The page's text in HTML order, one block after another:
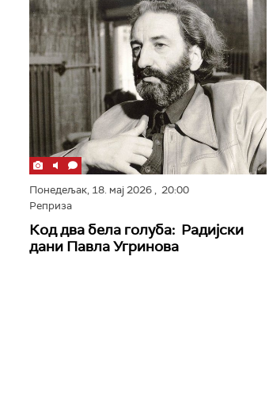
Понедељак, 18. мај 2026, 20:00
Реприза
Код два бела голуба: Радијски
дани Павла Угринова